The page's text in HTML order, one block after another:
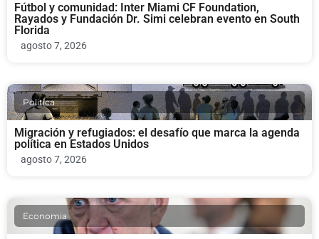
Fútbol y comunidad: Inter Miami CF Foundation,
Rayados y Fundación Dr. Simi celebran evento en South
Florida
agosto 7, 2026
Politica
Migración y refugiados: el desafío que marca la agenda
política en Estados Unidos
agosto 7, 2026
Economia